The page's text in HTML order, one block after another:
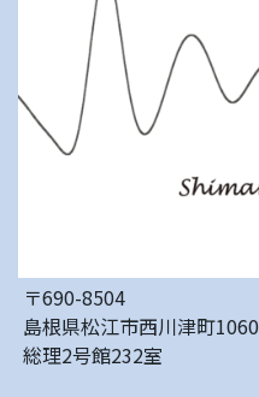
〒690-8504
島根県松江市西川津町1060
総理2号館232室